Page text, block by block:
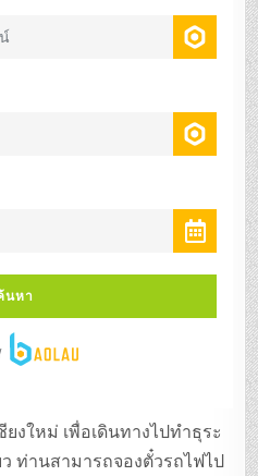
งใหม่ เพื่อเดินทางไปทำธุระ
ท่านสามารถจองตั๋วรถไฟไป